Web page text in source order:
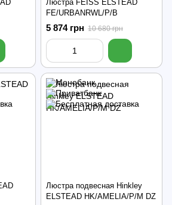
Люстра FEISS ELSTEAD
FE/URBANRWL/P/B
5 874 грн 10 680 грн
Люстра подвесная Hinkley
ELSTEAD HK/AMELIA/P/M DZ